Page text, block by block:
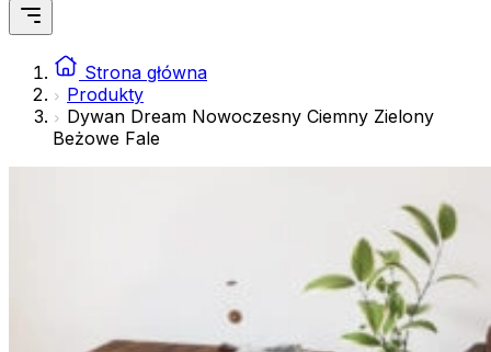
Strona główna
Produkty
Dywan Dream Nowoczesny Ciemny Zielony
Beżowe Fale
istotne i interesujące dla poszczególnych użytkowników
Nieklasyfikowane